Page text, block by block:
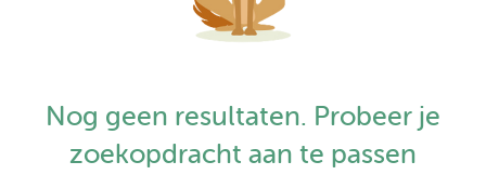
Nog geen resultaten. Probeer je
zoekopdracht aan te passen